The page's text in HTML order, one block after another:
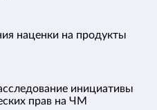
наценки на продукты
инициативы
прав на ЧМ